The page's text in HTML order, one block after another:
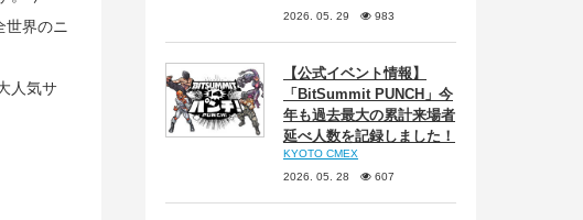
世界のニ
人気サ
2026. 05. 29
983
【公式イベント情報】
「BitSummit PUNCH」今
年も過去最大の累計来場者
延べ人数を記録しました！
KYOTO CMEX
2026. 05. 28
607